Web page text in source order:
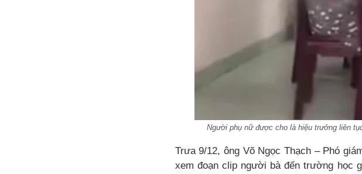
Người phụ nữ được cho là hiệu trưởng liên
Trưa 9/12, ông Võ Ngọc Thạch – Phó
xem đoạn clip người bà đến trường học